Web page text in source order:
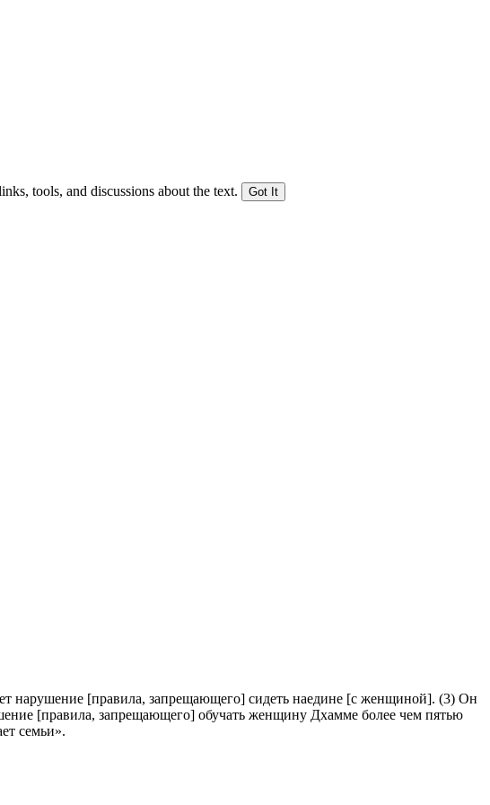
tools, and discussions about the text. Got It
нарушение [правила, запрещающего] сидеть наедине [с женщиной]. (3) Он
[правила, запрещающего] обучать женщину Дхамме более чем пятью
семьи».